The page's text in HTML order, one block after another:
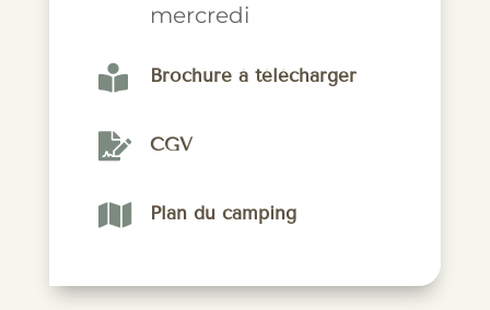
mercredi
 Brochure à télécharger
 CGV
 Plan du camping